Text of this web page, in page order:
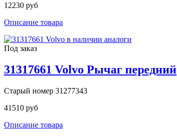
12230 руб
Описание товара
Под заказ
31317661 Volvo Рычаг передний
Старый номер 31277343
41510 руб
Описание товара